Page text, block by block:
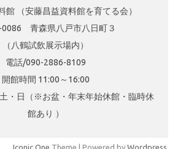
館 （安藤昌益資料館を育てる会）
0086 青森県八戸市八日町３
（八鶴試飲展示場内）
電話/090-2886-8109
開館時間 11:00～16:00
・日（※お盆・年末年始休館・臨時休
館あり ）